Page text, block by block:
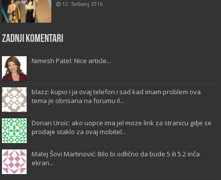
12. Svibanj 2016
Zadnji komentari
Nimesh Patel: Nice article...
blazz: kupio i ja ovaj telefon i sad kad imam problem ova
tema je obrisana na forumu il...
Dorian Uroic: ako uopce ima jel moze link za stranicu gdje se
prodaje staklo za ovaj mobitel...
Matej Šovi Martinović: Bilo bi odlično da bude 5 ili 5.2 inča
ekran...